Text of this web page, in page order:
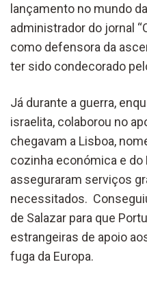
lançamento no mundo
administrador do jornal
como defensora da
ter sido condecorado
Já durante a guerra,
israelita, colaborou no
chegavam a Lisboa,
cozinha económica e do
asseguraram serviços
necessitados.
de Salazar para que
estrangeiras de apoio
fuga da Europa.